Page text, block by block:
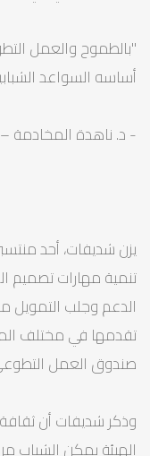
"بالطموح والعمل
أساسه السواعد
- د. ناهدة المخادمة –
يزن شديفات، أحد
تنمية مهارات تصميم
الدعم وجلب التمويل
تقدمها في مختلف
صندوق العمل
وذكر شديفات أن
الهيئة يمكن الشباب